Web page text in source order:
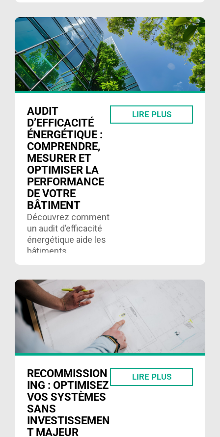
aperçu clair. Lire
ici……
AUDIT
D’EFFICACITÉ
ÉNERGÉTIQUE :
COMPRENDRE,
MESURER ET
OPTIMISER LA
PERFORMANCE
DE VOTRE
BÂTIMENT
Découvrez comment
un audit d’efficacité
énergétique aide les
bâtiments
leurs coûts,
optimiser leurs
systèmes et
accéder à des
subventions. Lire
ici….
LIRE PLUS
RECOMMISSION
ING : OPTIMISEZ
VOS SYSTÈMES
SANS
INVESTISSEMEN
T MAJEUR
LIRE PLUS